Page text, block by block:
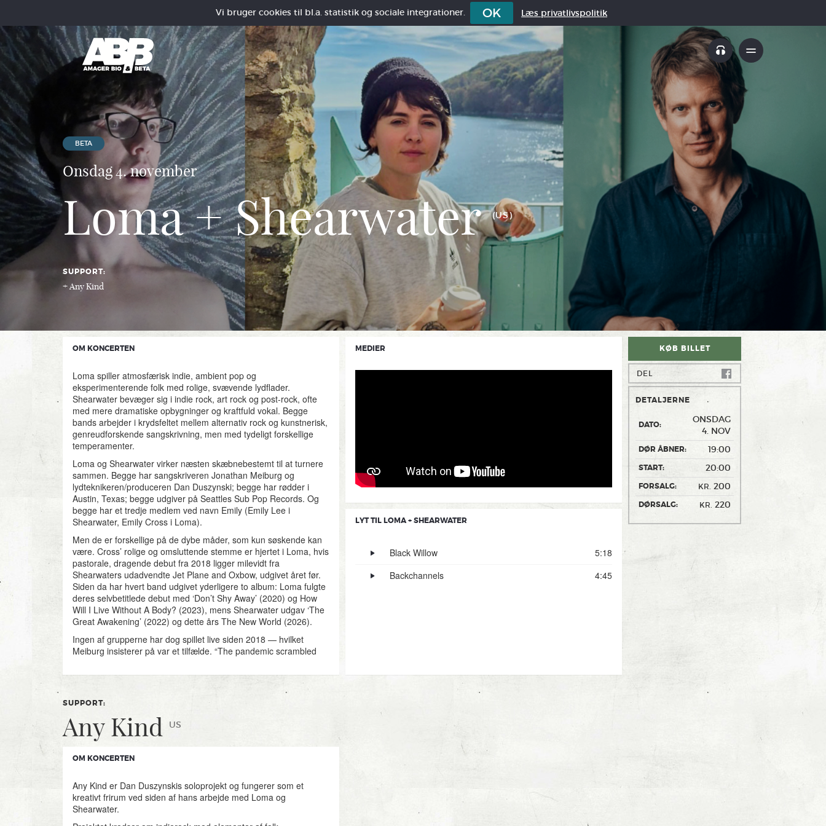
Vi bruger cookies til bl.a. statistik og sociale integrationer. OK Læs privatlivspolitik
BETA
Onsdag 4. november
Loma + Shearwater(US)
SUPPORT:
Any Kind
KØB BILLET
DEL
DETALJERNE
DATO:
ONSDAG
4. NOV
DØR ÅBNER: 19:00
START: 20:00
FORSALG: KR. 200
DØRSALG: KR. 220
OM KONCERTEN
Loma spiller atmosfærisk indie, ambient pop og
eksperimenterende folk med rolige, svævende lydflader.
Shearwater bevæger sig i indie rock, art rock og post-rock, ofte
med mere dramatiske opbygninger og kraftfuld vokal. Begge
bands arbejder i krydsfeltet mellem alternativ rock og kunstnerisk,
genreudforskende sangskrivning, men med tydeligt forskellige
temperamenter.
Loma og Shearwater virker næsten skæbnebestemt til at turnere
sammen. Begge har sangskriveren Jonathan Meiburg og
lydteknikeren/produceren Dan Duszynski; begge har rødder i
Austin, Texas; begge udgiver på Seattles Sub Pop Records. Og
begge har et tredje medlem ved navn Emily (Emily Lee i
Shearwater, Emily Cross i Loma).
Men de er forskellige på de dybe måder, som kun søskende kan
være. Cross’ rolige og omsluttende stemme er hjertet i Loma, hvis
pastorale, dragende debut fra 2018 ligger milevidt fra
Shearwaters udadvendte Jet Plane and Oxbow, udgivet året før.
Siden da har hvert band udgivet yderligere to album: Loma fulgte
deres selvbetitlede debut med ‘Don’t Shy Away’ (2020) og How
Will I Live Without A Body? (2023), mens Shearwater udgav ‘The
Great Awakening’ (2022) og dette års The New World (2026).
Ingen af grupperne har dog spillet live siden 2018 — hvilket
Meiburg insisterer på var et tilfælde. “The pandemic scrambled
country. Suddenly putting together a tour felt almost impossible,
Så hvorfor optræde sammen nu? Udligner det ikke forskellene
mellem bandene?
“Well, touring’s way more expensive these days,” indrømmer
Meiburg, “and we needed to save money.” Cross ler og giver ham
ret — men siger også, at det tiltaler hende som en kunstnerisk
udfordring. “We’ve got six musicians, and we play different roles in
putting on two separate plays.” På den måde, påpeger hun, får
alle også lov at spille dobbelt så længe — tre gange så længe i
Duszynskis tilfælde, hvis soloprojekt Any Kind åbner koncerterne.
MEDIER
LYT TIL LOMA + SHEARWATER
Black Willow
5:18
Backchannels
4:45
SUPPORT:
Any Kind US
OM KONCERTEN
Any Kind er Dan Duszynskis soloprojekt og fungerer som et
kreativt frirum ved siden af hans arbejde med Loma og
Shearwater.